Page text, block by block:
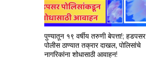
पुण्यातून १९ वर्षीय तरुणी बेपत्ता!; हडपसर
पोलीस ठाण्यात तक्रार दाखल, पोलिसांचे
नागरिकांना शोधासाठी आवाहन!